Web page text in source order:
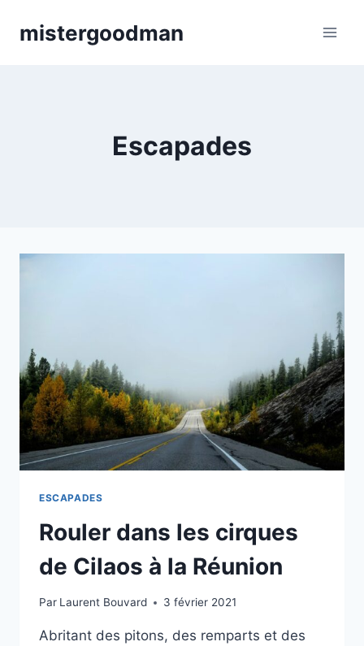
mistergoodman
Escapades
ESCAPADES
Rouler dans les cirques
de Cilaos à la Réunion
Par Laurent Bouvard 3 février 2021
Abritant des pitons, des remparts et des